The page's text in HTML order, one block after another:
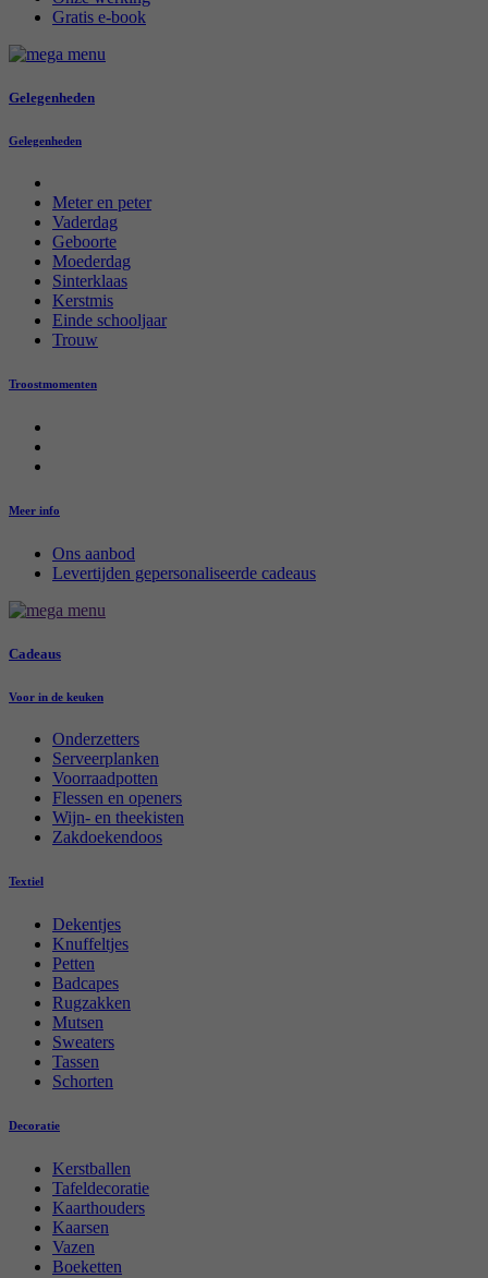
Gratis e-book
Gelegenheden
Gelegenheden
Meter en peter
Vaderdag
Geboorte
Moederdag
Sinterklaas
Kerstmis
Einde schooljaar
Trouw
Troostmomenten
Meer info
Ons aanbod
Levertijden gepersonaliseerde cadeaus
Cadeaus
Voor in de keuken
Onderzetters
Serveerplanken
Voorraadpotten
Flessen en openers
Wijn- en theekisten
Zakdoekendoos
Textiel
Dekentjes
Knuffeltjes
Petten
Badcapes
Rugzakken
Mutsen
Sweaters
Tassen
Schorten
Decoratie
Kerstballen
Tafeldecoratie
Kaarthouders
Kaarsen
Vazen
Boeketten